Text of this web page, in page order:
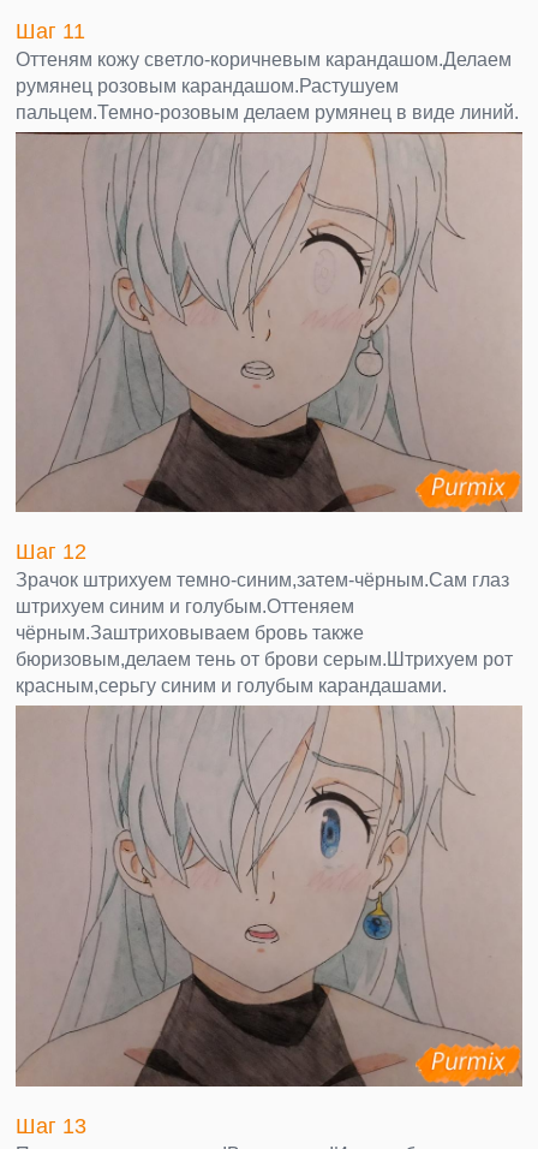
Шаг 11
Оттеням кожу светло-коричневым карандашом.Делаем
румянец розовым карандашом.Растушуем
пальцем.Темно-розовым делаем румянец в виде линий.
Шаг 12
Зрачок штрихуем темно-синим,затем-чёрным.Сам глаз
штрихуем синим и голубым.Оттеняем
чёрным.Заштриховываем бровь также
бюризовым,делаем тень от брови серым.Штрихуем рот
красным,серьгу синим и голубым карандашами.
Шаг 13